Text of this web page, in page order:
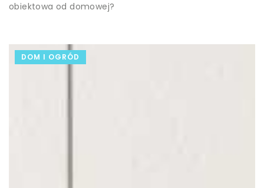
obiektowa od domowej?
DOM I OGRÓD